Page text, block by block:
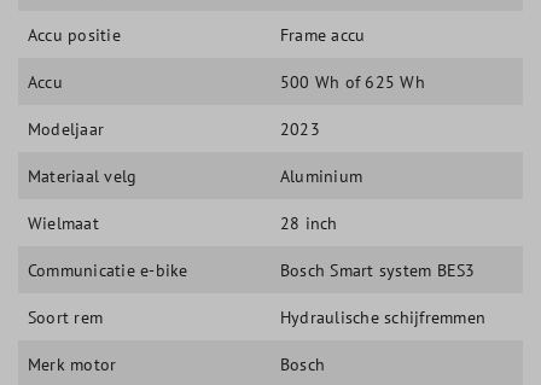
Accu positie Frame accu
Accu 500 Wh of 625 Wh
Modeljaar 2023
Materiaal velg Aluminium
Wielmaat 28 inch
Communicatie e-bike Bosch Smart system BES3
Soort rem Hydraulische schijfremmen
Merk motor Bosch